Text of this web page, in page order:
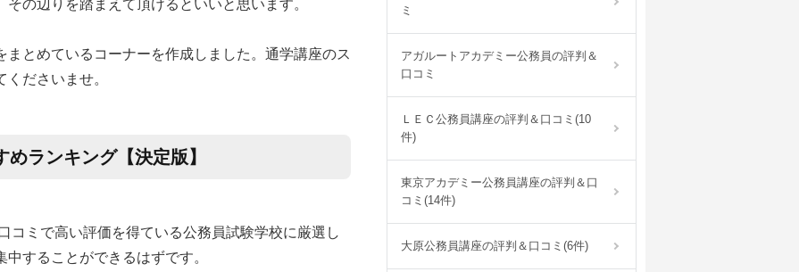
の辺りを踏まえて頂けるといいと思います。
まとめているコーナーを作成しました。通学講座のス
ださいませ。
ランキング【決定版】
コミで高い評価を得ている公務員試験学校に厳選し
することができるはずです。
ミ
アガルートアカデミー公務員の評判＆
口コミ
ＬＥＣ公務員講座の評判＆口コミ(10
件)
東京アカデミー公務員講座の評判＆口
コミ(14件)
大原公務員講座の評判＆口コミ(6件)